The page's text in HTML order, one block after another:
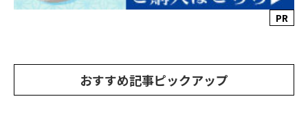
PR
おすすめ記事ピックアップ